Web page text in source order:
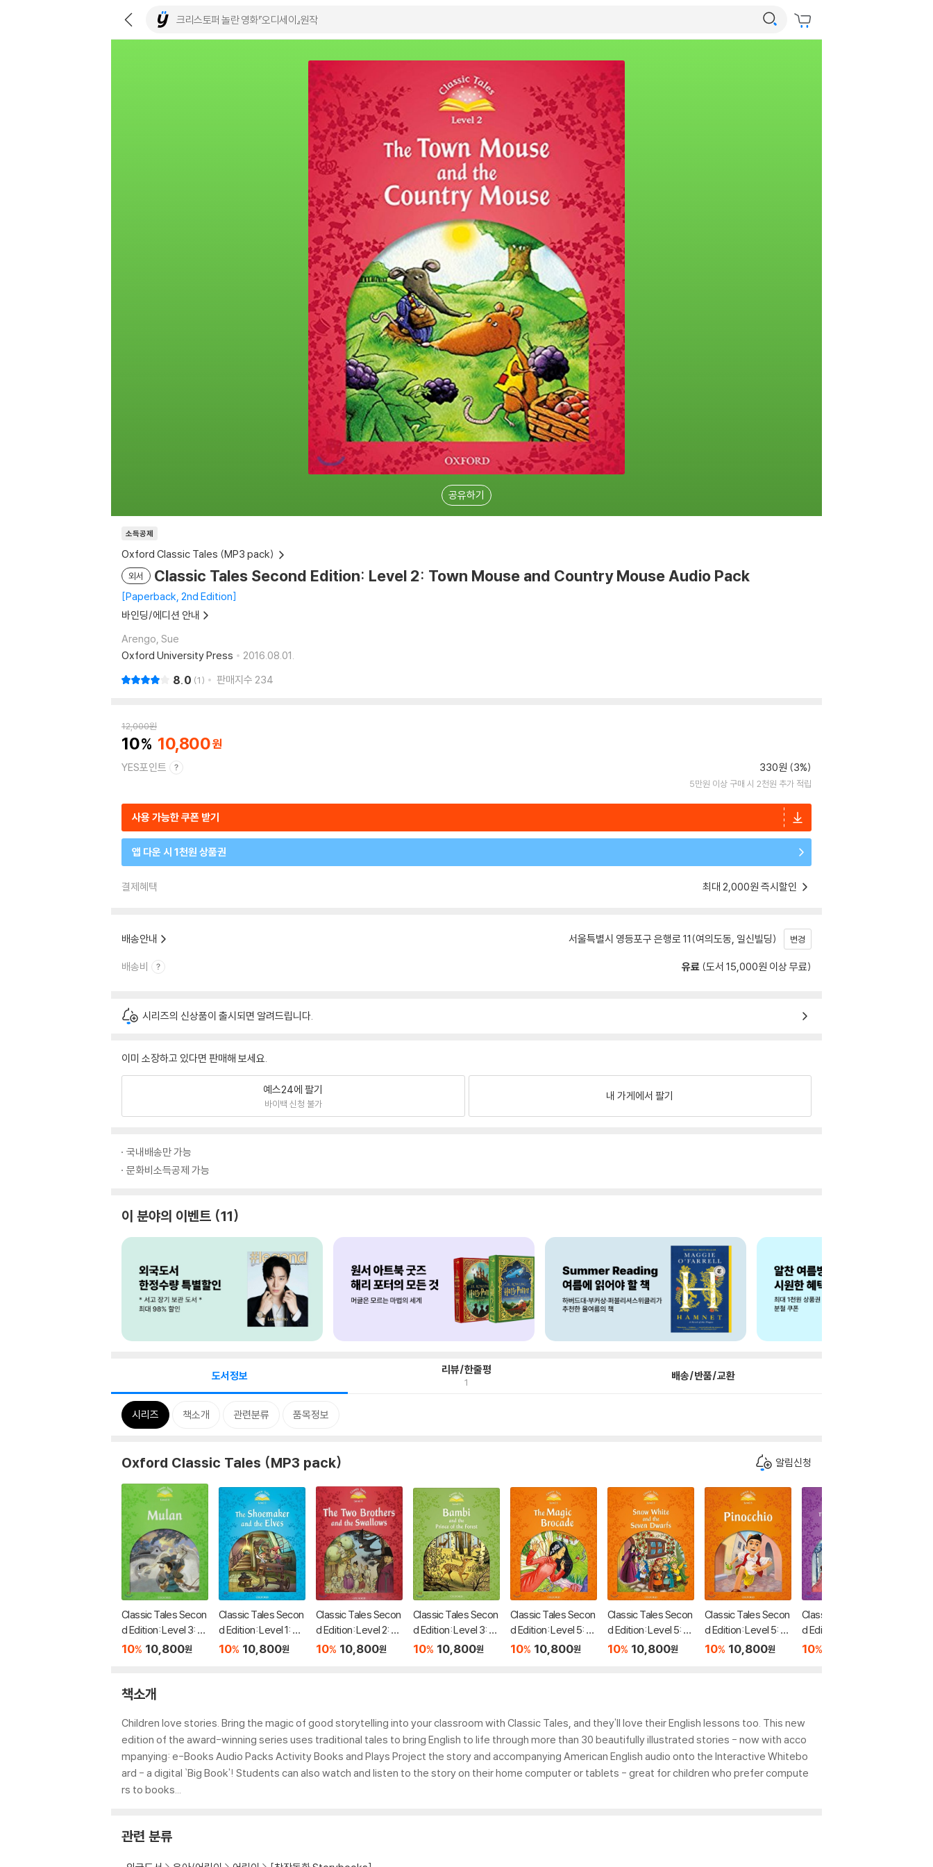
공유하기
소득공제
Oxford Classic Tales (MP3 pack)
외서 Classic Tales Second Edition: Level 2: Town Mouse and Country Mouse Audio Pack
Paperback, 2nd Edition
바인딩/에디션 안내
Arengo, Sue
Oxford University Press
2016.08.01.
8.0 1 판매지수 234
12,000원
10 10,800
YES포인트 330원 (3%)
5만원 이상 구매 시 2천원 추가 적립
사용 가능한 쿠폰 받기
앱 다운 시 1천원 상품권
결제혜택 최대 2,000원 즉시할인
배송안내 서울특별시 영등포구 은행로 11(여의도동, 일신빌딩) 변경
배송비 유료 (도서 15,000원 이상 무료)
시리즈의 신상품이 출시되면 알려드립니다.
이미 소장하고 있다면 판매해 보세요.
예스24에 팔기
바이백 신청 불가
내 가게에서 팔기
국내배송만 가능
문화비소득공제 가능
이 분야의 이벤트 11
도서정보 리뷰/한줄평
1 배송/반품/교환
시리즈 책소개 관련분류 품목정보
Oxford Classic Tales (MP3 pack) 알림신청
Classic Tales Secon
d Edition: Level 3: M
ulan Audio Pack
10% 10,800원
Classic Tales Secon
d Edition: Level 1: Th
e Shoemaker and th
10% 10,800원
Classic Tales Secon
d Edition: Level 2: Th
e Two Brothers and
10% 10,800원
Classic Tales Secon
d Edition: Level 3: Ba
mbi and the Prince o
10% 10,800원
Classic Tales Secon
d Edition: Level 5: T
he Magic Brocade A
10% 10,800원
Classic Tales Secon
d Edition: Level 5: Sn
ow White and the S
10% 10,800원
Classic Tales Secon
d Edition: Level 5: Pi
nocchio Audio Pack
10% 10,800원
Classic Tales Secon
d Edition: Level 4: T
he Twelve Dancing
10%
책소개
Children love stories. Bring the magic of good storytelling into your classroom with Classic Tales, and they'll love their English lessons too. This new
edition of the award-winning series uses traditional tales to bring English to life through more than 30 beautifully illustrated stories - now with acco
mpanying: e-Books Audio Packs Activity Books and Plays Project the story and accompanying American English audio onto the Interactive Whitebo
ard - a digital `Big Book'! Students can also watch and listen to the story on their home computer or tablets - great for children who prefer compute
rs to books...
관련 분류